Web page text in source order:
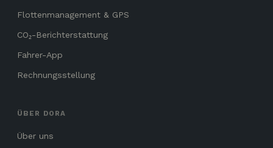
Flottenmanagement & GPS
CO₂-Berichterstattung
Fahrer-App
Rechnungsstellung
ÜBER DORA
Über uns